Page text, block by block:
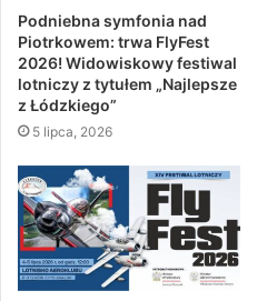
Podniebna symfonia nad
Piotrkowem: trwa FlyFest
2026! Widowiskowy festiwal
lotniczy z tytułem „Najlepsze
z Łódzkiego”
5 lipca, 2026